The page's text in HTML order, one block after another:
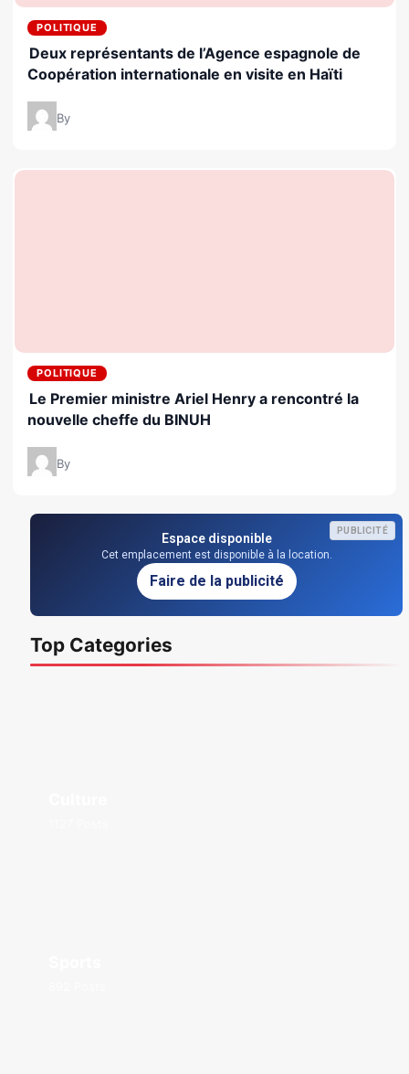
POLITIQUE
Deux représentants de l’Agence espagnole de
Coopération internationale en visite en Haïti
By
POLITIQUE
Le Premier ministre Ariel Henry a rencontré la
nouvelle cheffe du BINUH
By
PUBLICITÉ
Espace disponible
Cet emplacement est disponible à la location.
Faire de la publicité
Top Categories